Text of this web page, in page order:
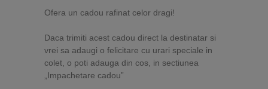
Ofera un cadou rafinat celor dragi!
Daca trimiti acest cadou direct la destinatar si
vrei sa adaugi o felicitare cu urari speciale in
colet, o poti adauga din cos, in sectiunea
„Impachetare cadou”